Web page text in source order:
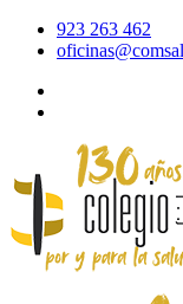
923 263 462